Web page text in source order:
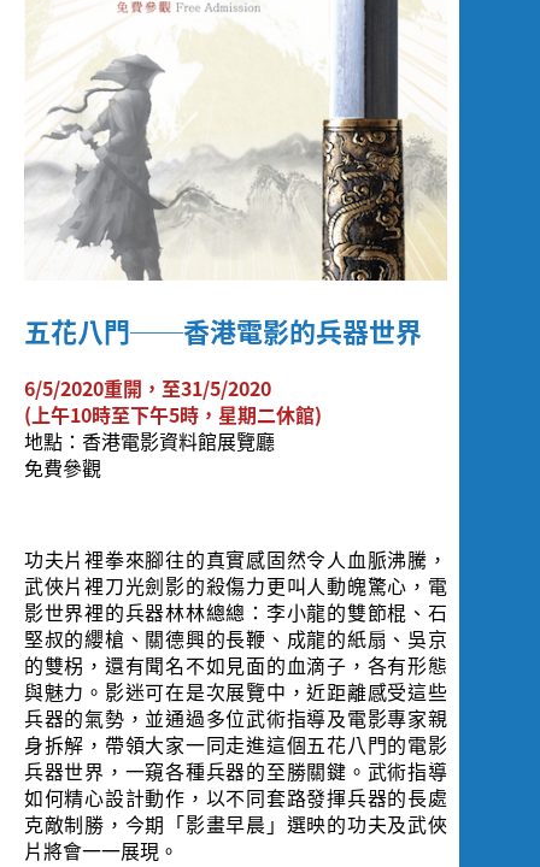
五花八門──香港電影的兵器世界
6/5/2020重開，至31/5/2020
(上午10時至下午5時，星期二休館)
地點：香港電影資料館展覽廳
免費參觀
功夫片裡拳來腳往的真實感固然令人血脈沸騰，
武俠片裡刀光劍影的殺傷力更叫人動魄驚心，電
影世界裡的兵器林林總總：李小龍的雙節棍、石
堅叔的纓槍、關德興的長鞭、成龍的紙扇、吳京
的雙柺，還有聞名不如見面的血滴子，各有形態
與魅力。影迷可在是次展覽中，近距離感受這些
兵器的氣勢，並通過多位武術指導及電影專家親
身拆解，帶領大家一同走進這個五花八門的電影
兵器世界，一窺各種兵器的至勝關鍵。武術指導
如何精心設計動作，以不同套路發揮兵器的長處
克敵制勝，今期「影畫早晨」選映的功夫及武俠
片將會一一展現。